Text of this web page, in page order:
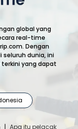
global yang
real-time
Dengan
dunia, ini
yang dapat
| Apa itu pelacak